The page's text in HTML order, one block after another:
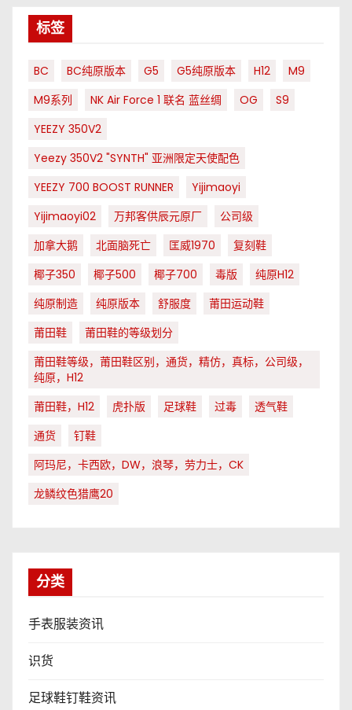
标签
BC BC纯原版本 G5 G5纯原版本 H12
M9
M9系列
NK Air Force 1 联名 蓝丝绸 OG
S9
YEEZY 350V2
Yeezy 350V2 "SYNTH" 亚洲限定天使配色
YEEZY 700 BOOST RUNNER
Yijimaoyi
Yijimaoyi02
万邦客供辰元原厂
公司级
加拿大鹅
北面脑死亡 匡威1970
复刻鞋
椰子350
椰子500 椰子700 毒版
纯原H12
纯原制造
纯原版本 舒服度
莆田运动鞋
莆田鞋
莆田鞋的等级划分
莆田鞋等级，莆田鞋区别，通货，精仿，真标，公司级，
纯原，H12
莆田鞋，H12
虎扑版 足球鞋 过毒
透气鞋
通货
钉鞋
阿玛尼，卡西欧，DW，浪琴，劳力士，CK
龙鳞纹色猎鹰20
分类
手表服装资讯
识货
足球鞋钉鞋资讯